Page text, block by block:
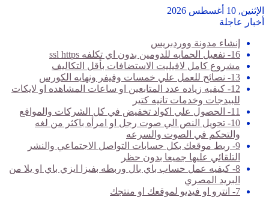
الإثنين, 10 أغسطس 2026
أخبار عاجلة
إنشاء مدونة ووردبريس
16- تفعيل الحمايه للدومين بدون اي تكلفه ssl https
مشروع كامل لافيليت الاستضافات بأقل التكاليف
13- نصائح للعمل علي خمسات وفيفر ونهايه الكورس
12- كيفيه زياده عدد المتابعين او ساعات المشاهده او لايكات
للبيدجات وخدمات تانيه كتير
11- الحصول علي اكواد تخفيض في كل الشركات والمواقع
10- تحويل النص الي صوت رجل او امرأه باكثر من لغه
والتحكم في الصوت والسرعه
9- ربط موقعك بكل حسابات التواصل الاجتماعي والنشر
التلقائي عليها جميعا بدون حظر
8- كيفيه عمل حساب باي بال وربطه بفيزا ايزي باي او يلا من
البريد المصري
7- انترو او فيديو لموقعك او منتجك